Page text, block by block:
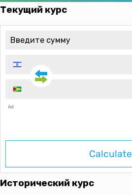
Текущий курс
Ad
Calculate
Исторический курс